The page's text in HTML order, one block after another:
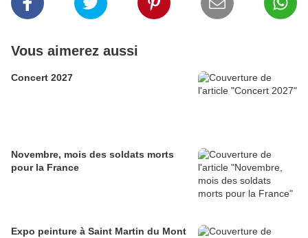
Vous aimerez aussi
Concert 2027
Novembre, mois des soldats morts
pour la France
Expo peinture à Saint Martin du Mont